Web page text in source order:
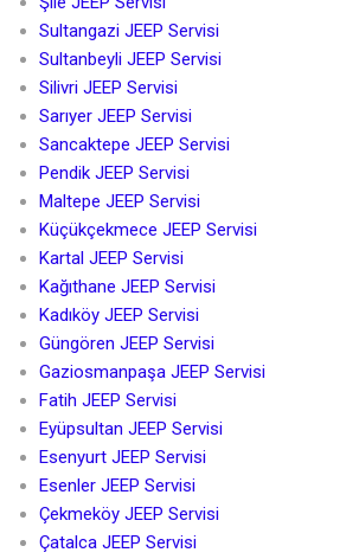
Sultangazi JEEP Servisi
Sultanbeyli JEEP Servisi
Silivri JEEP Servisi
Sarıyer JEEP Servisi
Sancaktepe JEEP Servisi
Pendik JEEP Servisi
Maltepe JEEP Servisi
Küçükçekmece JEEP Servisi
Kartal JEEP Servisi
Kağıthane JEEP Servisi
Kadıköy JEEP Servisi
Güngören JEEP Servisi
Gaziosmanpaşa JEEP Servisi
Fatih JEEP Servisi
Eyüpsultan JEEP Servisi
Esenyurt JEEP Servisi
Esenler JEEP Servisi
Çekmeköy JEEP Servisi
Çatalca JEEP Servisi